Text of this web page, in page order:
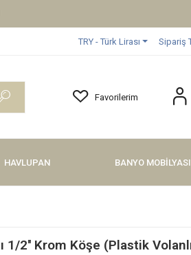
!
TRY - Türk Lirası Sipariş
Favorilerim
HAVLUPAN BANYO MOBİLYASI
1/2'' Krom Köşe (Plastik